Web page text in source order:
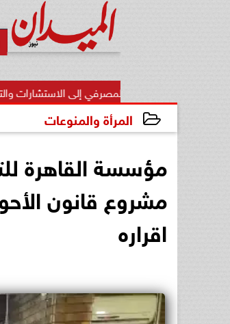
المصرفي إلى الاستشارات والتدريب..
المرأة والمنوعات
مؤسسة القاهرة
مشروع قانون
اقراره